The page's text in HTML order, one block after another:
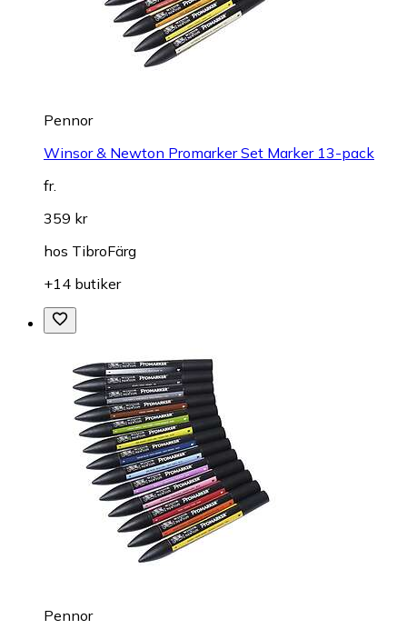
Pennor
Winsor & Newton Promarker Set Marker 13-pack
fr.
359 kr
hos TibroFärg
+14 butiker
Pennor